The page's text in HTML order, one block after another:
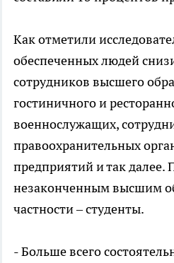
Как отметили
обеспеченных людей
сотрудников высшего
гостиничного и
военнослужащих,
правоохранительных
предприятий и так далее.
незаконченным высшим
частности – студенты.
- Больше всего